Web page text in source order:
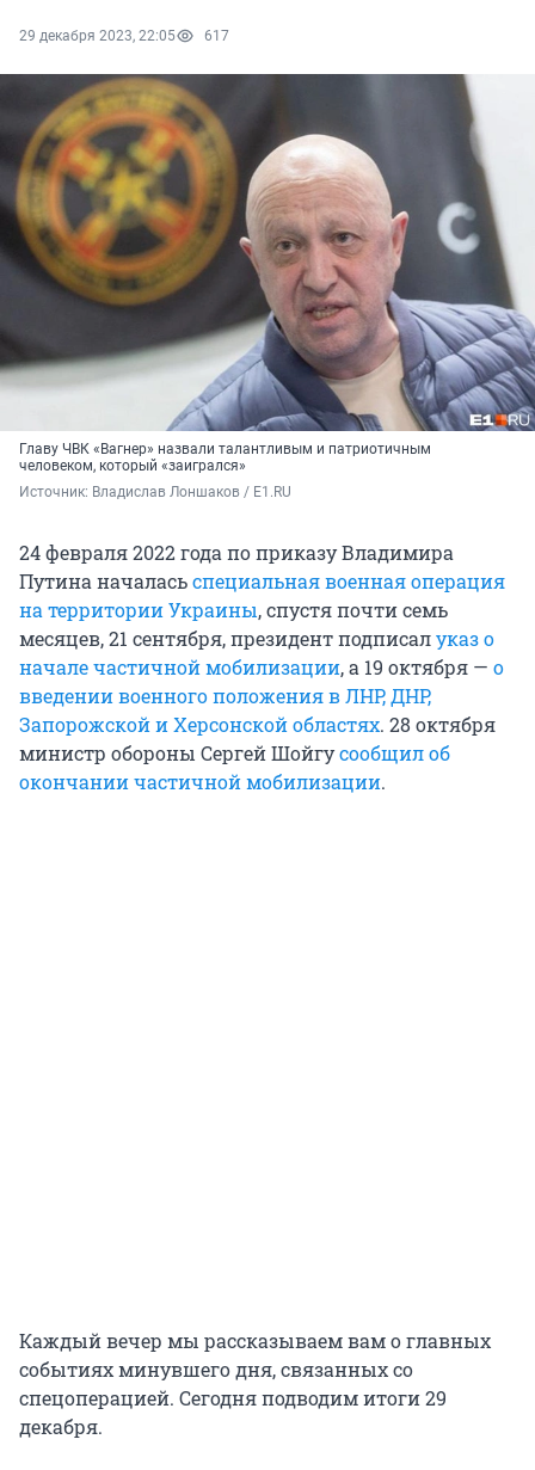
29 декабря 2023, 22:05 617
Главу ЧВК «Вагнер» назвали талантливым и патриотичным
человеком, который «заигрался»
Источник: Владислав Лоншаков / E1.RU
24 февраля 2022 года по приказу Владимира
Путина началасьспециальная военная операция
на территории Украины, спустя почти семь
месяцев, 21 сентября, президент подписалуказ о
начале частичной мобилизации, а 19 октября — о
введении военного положения в ЛНР, ДНР,
Запорожской и Херсонской областях. 28 октября
министр обороны Сергей Шойгусообщил об
окончании частичной мобилизации.
Каждый вечер мы рассказываем вам о главных
событиях минувшего дня, связанных со
спецоперацией. Сегодня подводим итоги 29
декабря.